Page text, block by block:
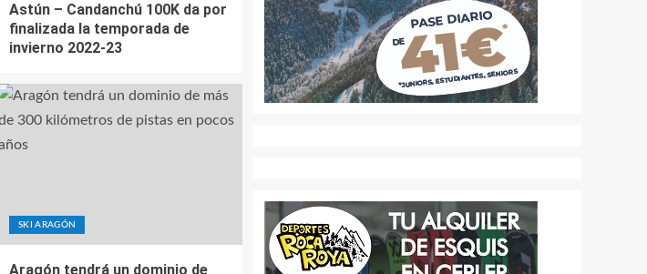
Astún – Candanchú 100K da por
finalizada la temporada de
invierno 2022-23
SKI ARAGÓN
Aragón tendrá un dominio de